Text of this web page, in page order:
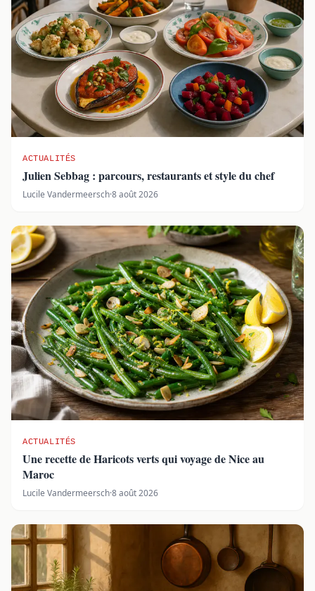
ACTUALITÉS
Julien Sebbag : parcours, restaurants et style du chef
Lucile Vandermeersch·8 août 2026
ACTUALITÉS
Une recette de Haricots verts qui voyage de Nice au
Maroc
Lucile Vandermeersch·8 août 2026